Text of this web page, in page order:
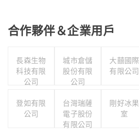
合作夥伴＆企業用戶
長森生物
科技有限
公司
城市倉儲
股份有限
公司
大囍國際
有限公司
登如有限
公司
台灣瑞薩
電子股份
有限公司
剛好冰果
室